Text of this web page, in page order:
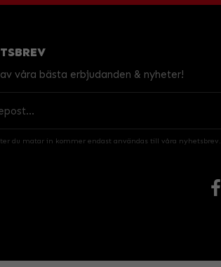
våra bästa erbjudanden & nyheter!
du matar in kommer endast användas till våra nyhetsbrev.